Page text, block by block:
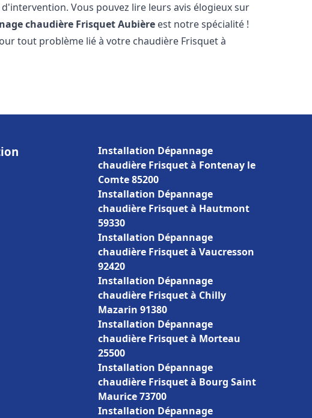
Vous pouvez lire leurs avis élogieux sur
chaudière FrisquetAubière est notre spécialité !
tout problème lié à votre chaudière Frisquet à
Installation Dépannage
chaudière Frisquet à Fontenay le
Comte 85200
Installation Dépannage
chaudière Frisquet à Hautmont
59330
Installation Dépannage
chaudière Frisquet à Vaucresson
92420
Installation Dépannage
chaudière Frisquet à Chilly
Mazarin 91380
Installation Dépannage
chaudière Frisquet à Morteau
25500
Installation Dépannage
chaudière Frisquet à Bourg Saint
Maurice 73700
Installation Dépannage